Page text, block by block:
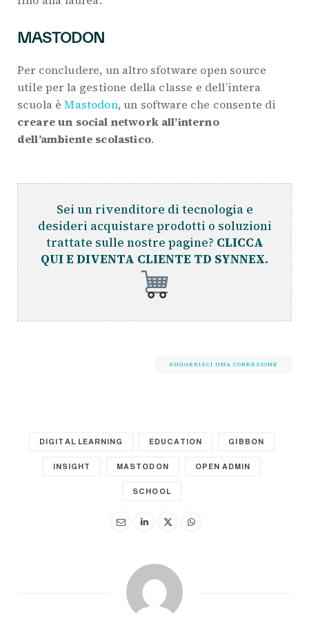
MASTODON
Per concludere, un altro sfotware open source
utile per la gestione della classe e dell’intera
scuola è Mastodon, un software che consente di
creare un social network all’interno
dell’ambiente scolastico.
Sei un rivenditore di tecnologia e
desideri acquistare prodotti o soluzioni
trattate sulle nostre pagine? CLICCA
QUI E DIVENTA CLIENTE TD SYNNEX.
SUGGERISCI UNA CORREZIONE
DIGITAL LEARNING EDUCATION GIBBON
INSIGHT MASTODON OPEN ADMIN
SCHOOL